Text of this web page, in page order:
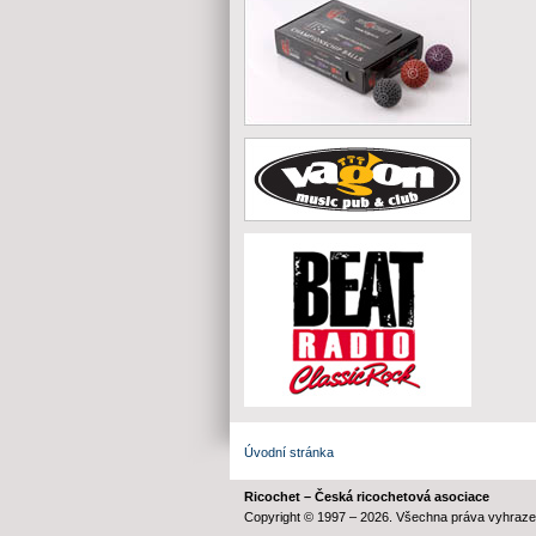
Úvodní stránka
Ricochet – Česká ricochetová asociace
Copyright © 1997 – 2026. Všechna práva